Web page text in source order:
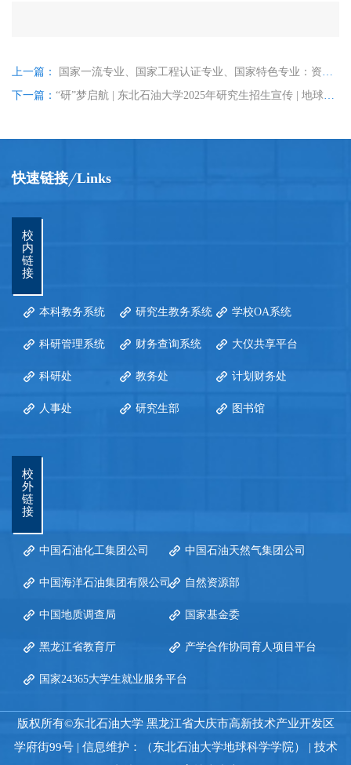
上一篇：
国家一流专业、国家工程认证专业、国家特色专业：资源勘查工程
下一篇： “研”梦启航 | 东北石油大学2025年研究生招生宣传 | 地球科学学院
快速链接 Links
校
内
链
接
本科教务系统 研究生教务系统 学校OA系统
科研管理系统 财务查询系统 大仪共享平台
科研处 教务处 计划财务处
人事处 研究生部 图书馆
校
外
链
接
中国石油化工集团公司 中国石油天然气集团公司
中国海洋石油集团有限公司 自然资源部
中国地质调查局 国家基金委
黑龙江省教育厅 产学合作协同育人项目平台
国家24365大学生就业服务平台
版权所有©东北石油大学 黑龙江省大庆市高新技术产业开发区
学府街99号 | 信息维护：（东北石油大学地球科学学院） | 技术